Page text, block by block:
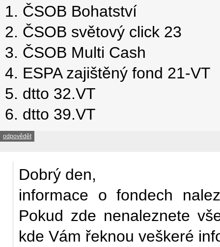
1. ČSOB Bohatství
2. ČSOB světový click 23
3. ČSOB Multi Cash
4. ESPA zajištěný fond 21-VT
5. dtto 32.VT
6. dtto 39.VT
odpovědět
Dobrý den,
informace o fondech
Pokud zde nenaleznete
kde Vám řeknou veškeré